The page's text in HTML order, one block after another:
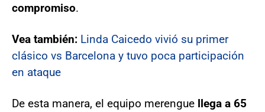
compromiso.
Vea también: Linda Caicedo vivió su primer
clásico vs Barcelona y tuvo poca participación
en ataque
De esta manera, el equipo merengue llega a 65